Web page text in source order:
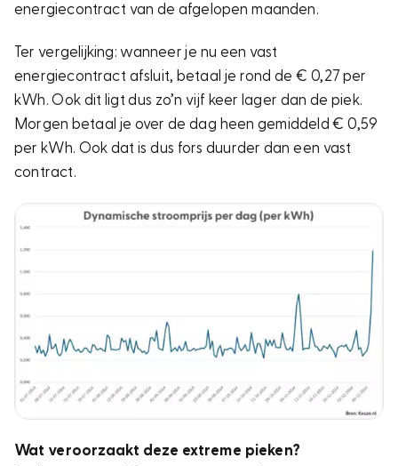
energiecontract van de afgelopen maanden.
Ter vergelijking: wanneer je nu een vast
energiecontract afsluit, betaal je rond de € 0,27 per
kWh. Ook dit ligt dus zo’n vijf keer lager dan de piek.
Morgen betaal je over de dag heen gemiddeld € 0,59
per kWh. Ook dat is dus fors duurder dan een vast
contract.
Wat veroorzaakt deze extreme pieken?